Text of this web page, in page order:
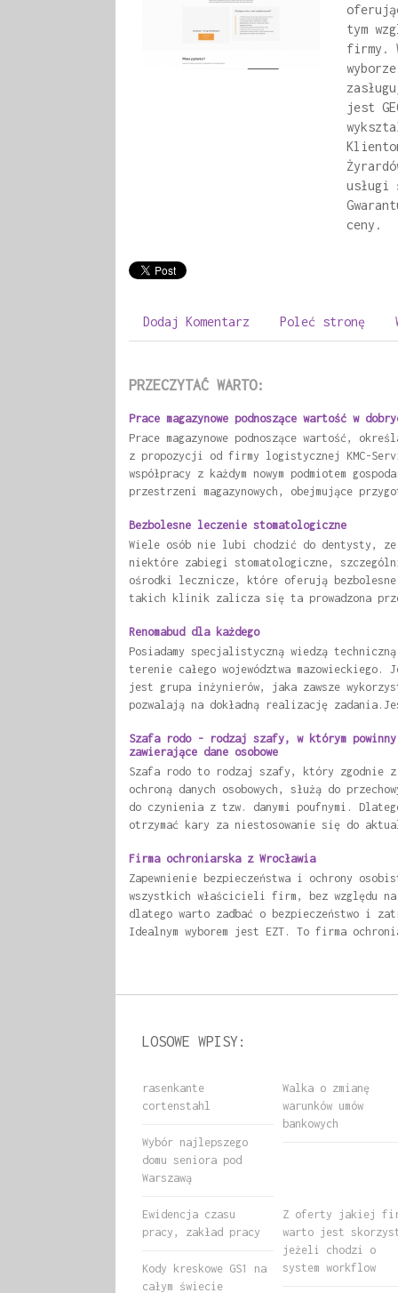
tym
firmy.
jest
usługi
ceny.
Dodaj Komentarz Poleć stronę
PRZECZYTAĆ WARTO:
Prace magazynowe podnoszące wartość w
Prace magazynowe podnoszące wartość,
z propozycji od firmy logistycznej KMC-
współpracy z każdym nowym podmiotem
przestrzeni magazynowych, obejmujące
Bezbolesne leczenie stomatologiczne
Wiele osób nie lubi chodzić do dentysty,
niektóre zabiegi stomatologiczne,
ośrodki lecznicze, które oferują bezbolesne
takich klinik zalicza się ta prowadzona
Renomabud dla każdego
Posiadamy specjalistyczną wiedzą
terenie całego województwa mazowieckiego.
jest grupa inżynierów, jaka zawsze
pozwalają na dokładną realizację
Szafa rodo - rodzaj szafy, w którym powinny
zawierające dane osobowe
Szafa rodo to rodzaj szafy, który zgodnie z
ochroną danych osobowych, służą do
do czynienia z tzw. danymi poufnymi.
otrzymać kary za niestosowanie się do
Firma ochroniarska z Wrocławia
Zapewnienie bezpieczeństwa i ochrony
wszystkich właścicieli firm, bez względu
dlatego warto zadbać o bezpieczeństwo i
Idealnym wyborem jest EZT. To firma
LOSOWE WPISY:
Walka o zmianę
warunków umów
bankowych
rasenkante
cortenstahl
Wybór najlepszego
domu seniora pod
Warszawą
Ewidencja czasu
pracy, zakład pracy
Z oferty jakiej
warto jest
jeżeli chodzi o
system workflow
Kody kreskowe GS1 na
całym świecie